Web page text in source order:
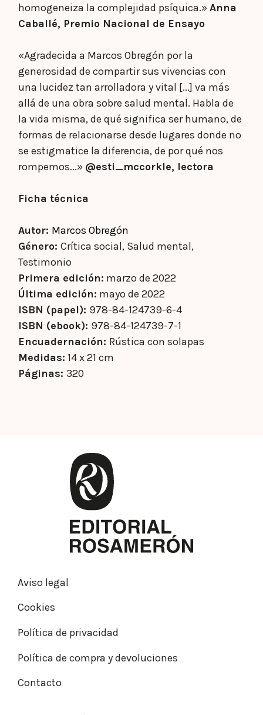
homogeneiza la complejidad psíquica.»Anna
Caballé, Premio Nacional de Ensayo
«Agradecida a Marcos Obregón por la
generosidad de compartir sus vivencias con
una lucidez tan arrolladora y vital [...] va más
allá de una obra sobre salud mental. Habla de
la vida misma, de qué significa ser humano, de
formas de relacionarse desde lugares donde no
se estigmatice la diferencia, de por qué nos
rompemos...» @esti_mccorkle, lectora
Ficha técnica
Autor: Marcos Obregón
Género:Crítica social, Salud mental,
Testimonio
Primera edición: marzo de 2022
Última edición: mayo de 2022
ISBN (papel): 978-84-124739-6-4
ISBN (ebook): 978-84-124739-7-1
Encuadernación: Rústica con solapas
Medidas: 14 x 21 cm
Páginas:320
Aviso legal
Cookies
Política de privacidad
Política de compra y devoluciones
Contacto